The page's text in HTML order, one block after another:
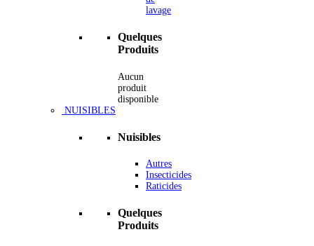
lavage
Quelques
Produits
Aucun
produit
disponible
NUISIBLES
Nuisibles
Autres
Insecticides
Raticides
Quelques
Produits